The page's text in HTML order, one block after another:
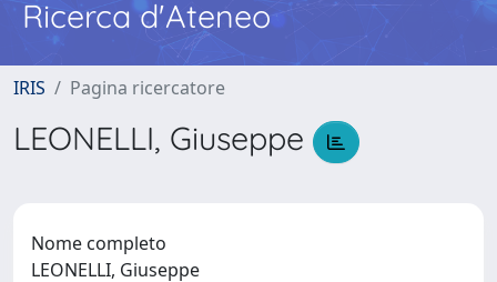
Ricerca d'Ateneo
IRIS Pagina ricercatore
LEONELLI, Giuseppe
Nome completo
LEONELLI, Giuseppe